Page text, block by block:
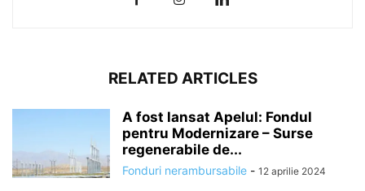
RELATED ARTICLES
A fost lansat Apelul: Fondul
pentru Modernizare – Surse
regenerabile de...
Fonduri nerambursabile - 12 aprilie 2024